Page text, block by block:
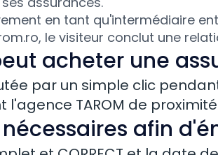
en tant qu'intermédiaire
le visiteur conclut une
acheter une
par un simple clic
TAROM de
afin